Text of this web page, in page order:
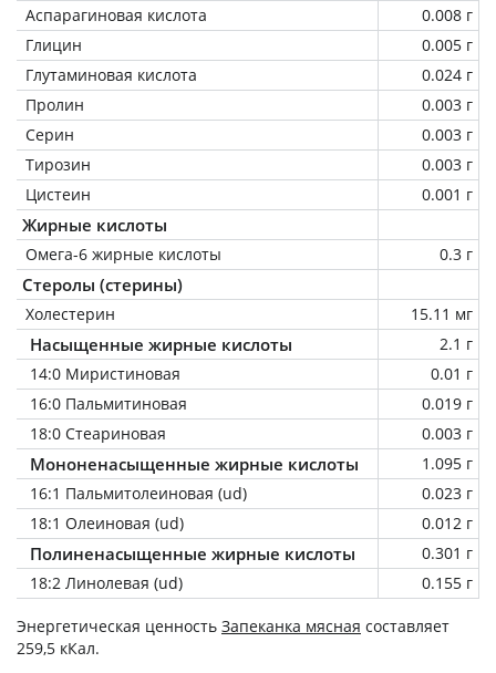
Аспарагиновая кислота
0.008 г
Глицин
0.005 г
Глутаминовая кислота
0.024 г
Пролин
0.003 г
Серин
0.003 г
Тирозин
0.003 г
Цистеин
0.001 г
Жирные кислоты
Омега-6 жирные кислоты 0.3 г
Стеролы (стерины)
Холестерин 15.11 мг
Насыщенные жирные кислоты
2.1 г
14:0 Миристиновая
0.01 г
16:0 Пальмитиновая
0.019 г
18:0 Стеариновая
0.003 г
Мононенасыщенные жирные кислоты
1.095 г
16:1 Пальмитолеиновая (ud)
0.023 г
18:1 Олеиновая (ud)
0.012 г
Полиненасыщенные жирные кислоты
0.301 г
18:2 Линолевая (ud)
0.155 г
Энергетическая ценность Запеканка мясная составляет
259,5 кКал.